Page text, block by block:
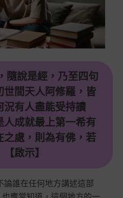
隨說是經，乃至四句
間天人阿修羅，皆
況有人盡能受持讀
成就最上第一希有
處，則為有佛，若
啟示】
論誰在任何地方講述這部